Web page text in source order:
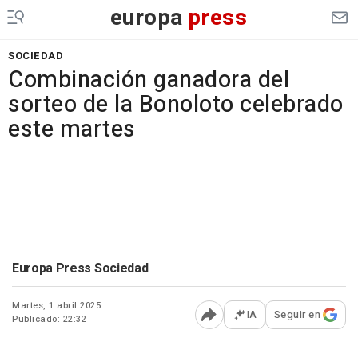
europa press
SOCIEDAD
Combinación ganadora del
sorteo de la Bonoloto celebrado
este martes
Europa Press Sociedad
Martes, 1 abril 2025
Publicado: 22:32
Abrir opciones para
IA Seguir en